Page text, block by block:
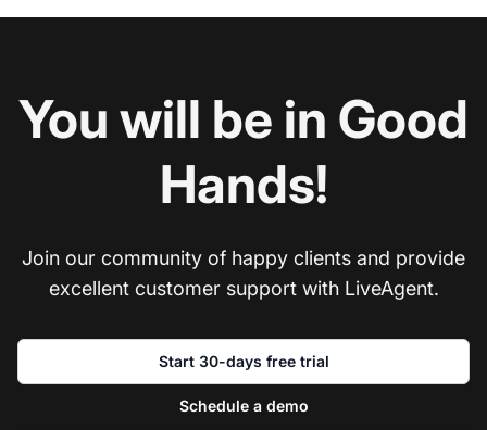
You will be in Good
Hands!
Join our community of happy clients and provide
excellent customer support with LiveAgent.
Start 30-days free trial
Schedule a demo